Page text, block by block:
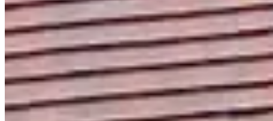
Les foulées du Vexin
Date à confirmer
Enregistrer